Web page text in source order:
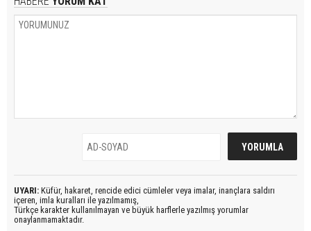
UYARI: Küfür, hakaret, rencide edici cümleler veya imalar, inançlara saldırı
içeren, imla kuralları ile yazılmamış,
Türkçe karakter kullanılmayan ve büyük harflerle yazılmış yorumlar
onaylanmamaktadır.